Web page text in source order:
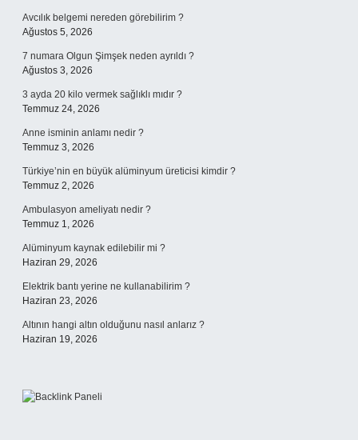
Avcılık belgemi nereden görebilirim ?
Ağustos 5, 2026
7 numara Olgun Şimşek neden ayrıldı ?
Ağustos 3, 2026
3 ayda 20 kilo vermek sağlıklı mıdır ?
Temmuz 24, 2026
Anne isminin anlamı nedir ?
Temmuz 3, 2026
Türkiye’nin en büyük alüminyum üreticisi kimdir ?
Temmuz 2, 2026
Ambulasyon ameliyatı nedir ?
Temmuz 1, 2026
Alüminyum kaynak edilebilir mi ?
Haziran 29, 2026
Elektrik bantı yerine ne kullanabilirim ?
Haziran 23, 2026
Altının hangi altın olduğunu nasıl anlarız ?
Haziran 19, 2026